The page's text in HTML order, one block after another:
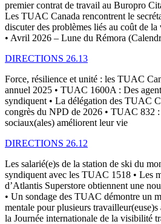
premier contrat de travail au Buropro
Les TUAC Canada rencontrent le
discuter des problèmes liés au coût de
• Avril 2026 – Lune du Rémora
DIRECTIONS 26.13
Force, résilience et unité : les TUAC
annuel 2025 • TUAC 1600A : Des
syndiquent • La délégation des TUAC
congrès du NPD de 2026 • TUAC 832
sociaux(ales) améliorent leur vie
DIRECTIONS 26.12
Les salarié(e)s de la station de ski du
syndiquent avec les TUAC 1518 • Les
d’Atlantis Superstore obtiennent une
• Un sondage des TUAC démontre un
mentale pour plusieurs travailleur(euse)s
la Journée internationale de la visibilité